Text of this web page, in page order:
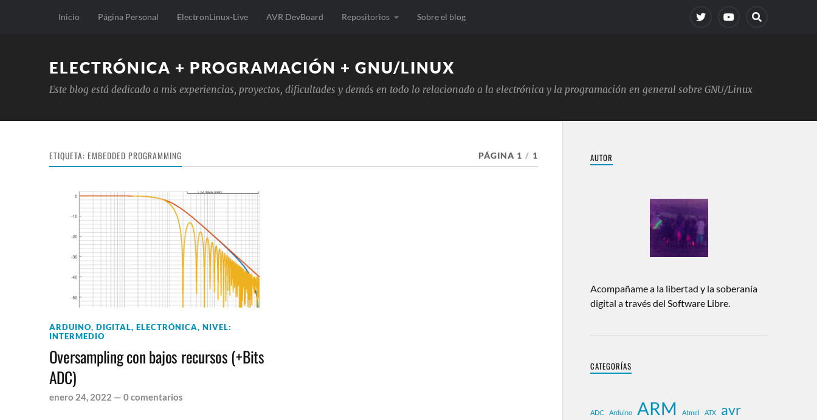
Inicio Página Personal ElectronLinux-Live AVR DevBoard Repositorios Sobre el blog
ELECTRÓNICA + PROGRAMACIÓN + GNU/LINUX
Este blog está dedicado a mis experiencias, proyectos, dificultades y demás en todo lo relacionado a la electrónica y la programación en general sobre GNU/Linux
ETIQUETA: EMBEDDED PROGRAMMING PÁGINA 1 / 1
ARDUINO, DIGITAL, ELECTRÓNICA, NIVEL:
INTERMEDIO
Oversampling con bajos recursos (+Bits
ADC)
enero 24, 2022 — 0 comentarios
AUTOR
Acompañame a la libertad y la soberanía
digital a través del Software Libre.
CATEGORÍAS
ADC Arduino ARM Atmel ATX avr